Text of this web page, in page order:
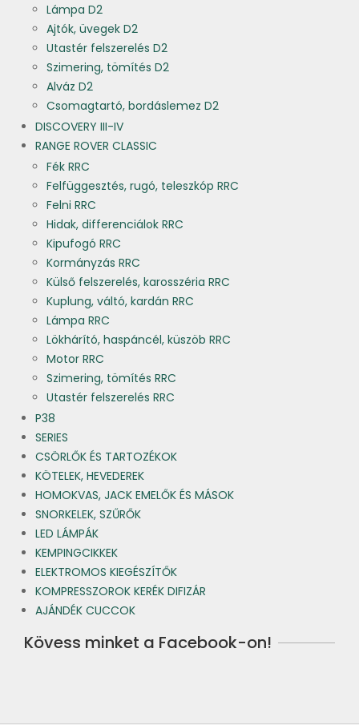
Lámpa D2
Ajtók, üvegek D2
Utastér felszerelés D2
Szimering, tömítés D2
Alváz D2
Csomagtartó, bordáslemez D2
DISCOVERY III-IV
RANGE ROVER CLASSIC
Fék RRC
Felfüggesztés, rugó, teleszkóp RRC
Felni RRC
Hidak, differenciálok RRC
Kipufogó RRC
Kormányzás RRC
Külső felszerelés, karosszéria RRC
Kuplung, váltó, kardán RRC
Lámpa RRC
Lökhárító, haspáncél, küszöb RRC
Motor RRC
Szimering, tömítés RRC
Utastér felszerelés RRC
P38
SERIES
CSÖRLŐK ÉS TARTOZÉKOK
KÖTELEK, HEVEDEREK
HOMOKVAS, JACK EMELŐK ÉS MÁSOK
SNORKELEK, SZŰRŐK
LED LÁMPÁK
KEMPINGCIKKEK
ELEKTROMOS KIEGÉSZÍTŐK
KOMPRESSZOROK KERÉK DIFIZÁR
AJÁNDÉK CUCCOK
Kövess minket a Facebook-on!